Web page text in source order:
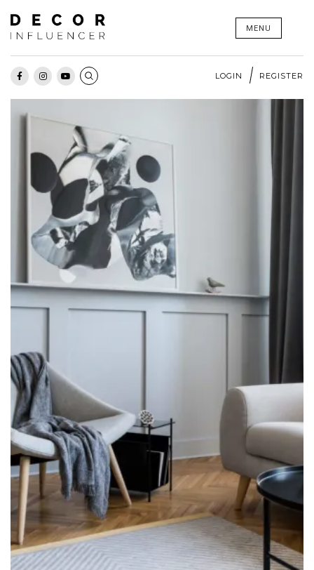
Skip
content
MENU
LOGIN REGISTER